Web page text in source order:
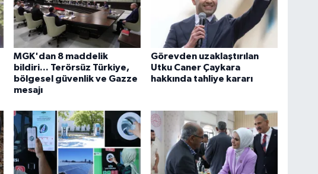
MGK'dan 8 maddelik
bildiri... Terörsüz Türkiye,
bölgesel güvenlik ve Gazze
mesajı
Görevden uzaklaştırılan
Utku Caner Çaykara
hakkında tahliye kararı